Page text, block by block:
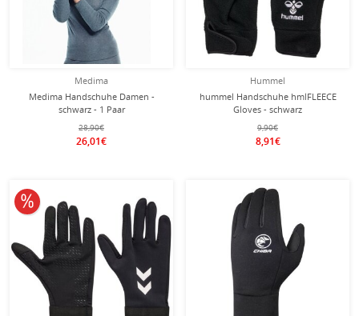
Medima
Medima Handschuhe Damen -
schwarz - 1 Paar
28,90€
26,01€
Hummel
hummel Handschuhe hmlFLEECE
Gloves - schwarz
9,90€
8,91€
10% reduziert